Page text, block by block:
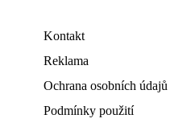
Kontakt
Reklama
Ochrana osobních údajů
Podmínky použití